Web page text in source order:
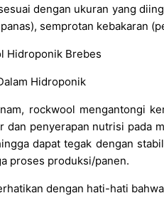
dengan ukuran yang
semprotan kebakaran
Hidroponik
rockwool mengantongi
dan penyerapan nutrisi pada
dapat tegak dengan
proses produksi/panen.
dengan hati-hati